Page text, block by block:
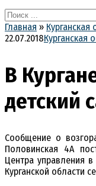
Search
for:
Главная » Курганская
22.07.2018Курганская
В
детский
Сообщение о
Половинская 4А
Центра управления
Курганской области